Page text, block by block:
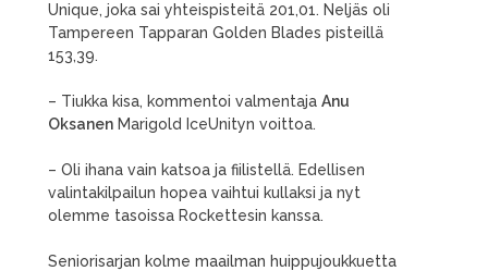
Unique, joka sai yhteispisteitä 201,01. Neljäs oli
Tampereen Tapparan Golden Blades pisteillä
153,39.
– Tiukka kisa, kommentoi valmentaja Anu
Oksanen Marigold IceUnityn voittoa.
– Oli ihana vain katsoa ja fiilistellä. Edellisen
valintakilpailun hopea vaihtui kullaksi ja nyt
olemme tasoissa Rockettesin kanssa.
Seniorisarjan kolme maailman huippujoukkuetta